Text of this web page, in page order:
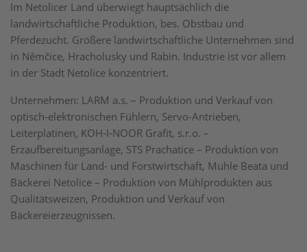
Im Netolicer Land überwiegt hauptsächlich die
landwirtschaftliche Produktion, bes. Obstbau und
Pferdezucht. Größere landwirtschaftliche Unternehmen sind
in Němčice, Hracholusky und Rabin. Industrie ist vor allem
in der Stadt Netolice konzentriert.
Unternehmen: LARM a.s. – Produktion und Verkauf von
optisch-elektronischen Fühlern, Servo-Antrieben,
Leiterplatinen, KOH-I-NOOR Grafit, s.r.o. –
Erzaufbereitungsanlage, STS Prachatice – Produktion von
Maschinen für Land- und Forstwirtschaft, Mühle Beata und
Bäckerei Netolice – Produktion von Mühlprodukten aus
Qualitätsweizen, Produktion und Verkauf von
Bäckereierzeugnissen.